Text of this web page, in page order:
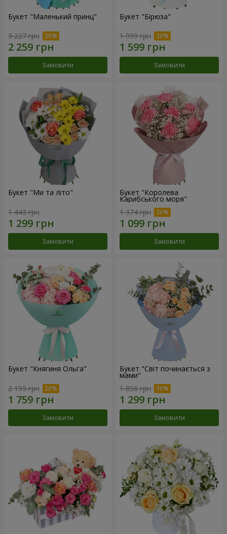
Букет "Маленький принц"
3 227 грн
Замовити
Букет "Бірюза"
1 999 грн
Замовити
Букет "Ми та літо"
1 443 грн
Замовити
Букет "Королева
Карибського моря"
1 374 грн
Замовити
Букет "Княгиня Ольга"
2 199 грн
Замовити
Букет "Світ починається з
мами"
1 856 грн
Замовити